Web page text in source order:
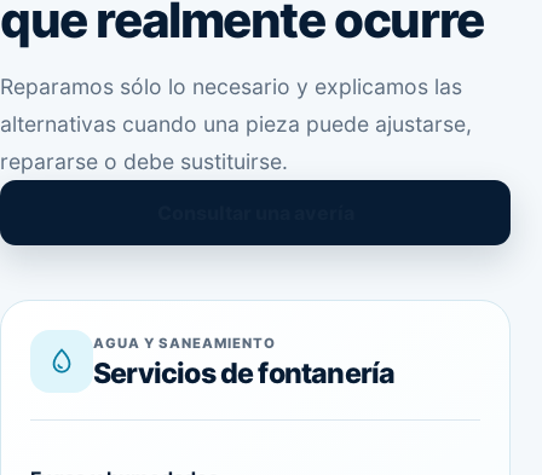
que realmente ocurre
Reparamos sólo lo necesario y explicamos las
alternativas cuando una pieza puede ajustarse,
repararse o debe sustituirse.
AGUA Y SANEAMIENTO
Servicios de fontanería